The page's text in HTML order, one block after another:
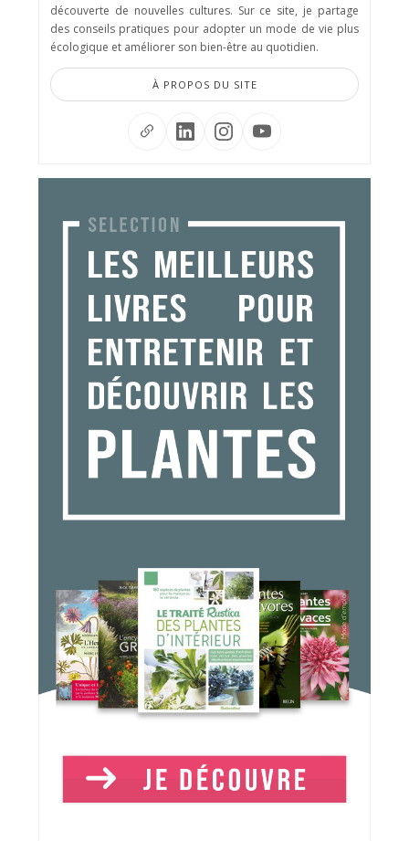
découverte de nouvelles cultures. Sur ce site, je partage
des conseils pratiques pour adopter un mode de vie plus
écologique et améliorer son bien-être au quotidien.
À PROPOS DU SITE